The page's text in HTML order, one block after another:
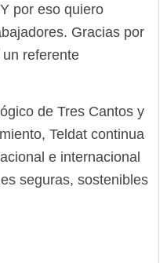
por eso quiero
Gracias por
referente
de Tres Cantos y
Teldat continua
e internacional
seguras, sostenibles